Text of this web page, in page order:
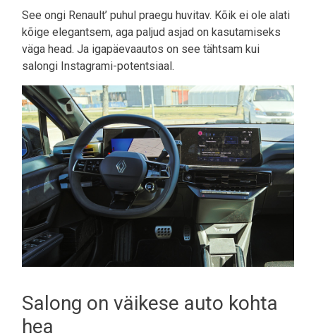
See ongi Renault’ puhul praegu huvitav. Kõik ei ole alati
kõige elegantsem, aga paljud asjad on kasutamiseks
väga head. Ja igapäevaautos on see tähtsam kui
salongi Instagrami-potentsiaal.
Salong on väikese auto kohta
hea